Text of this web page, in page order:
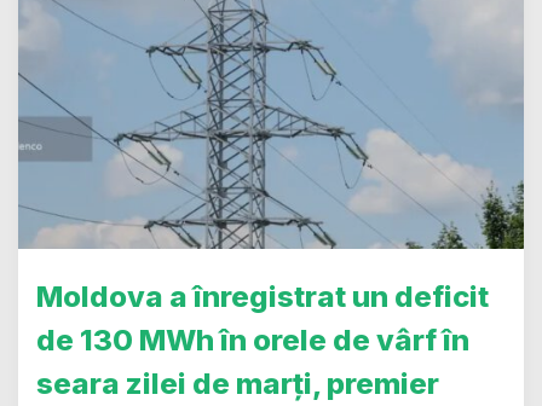
Moldova a înregistrat un deficit
de 130 MWh în orele de vârf în
seara zilei de marți, premier